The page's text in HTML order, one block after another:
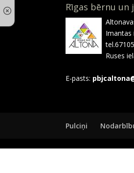
Rīgas bērnu un
Imantas
Ruses
E-pasts:
Pulciņi